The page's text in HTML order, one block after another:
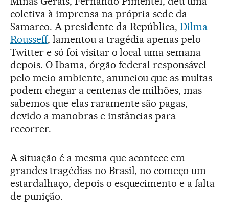
coletiva à imprensa na própria sede da
Samarco. A presidente da República,Dilma
Rousseff, lamentou a tragédia apenas pelo
Twitter e só foi visitar o local uma semana
depois. O Ibama, órgão federal responsável
pelo meio ambiente, anunciou que as multas
podem chegar a centenas de milhões, mas
sabemos que elas raramente são pagas,
devido a manobras e instâncias para
recorrer.
A situação é a mesma que acontece em
grandes tragédias no Brasil, no começo um
estardalhaço, depois o esquecimento e a falta
de punição.